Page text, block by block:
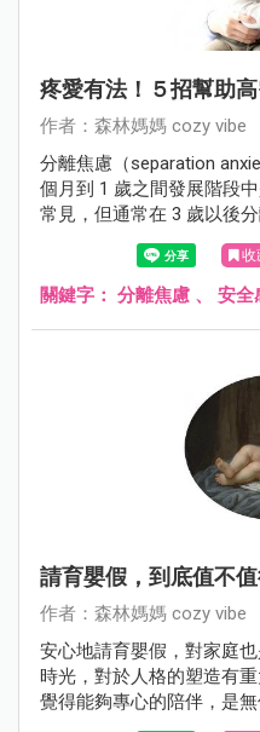
疼愛有法！５招幫助
作者：森林媽媽 cozy vibe
分離焦慮（separation
個月到 1 歲之間發展階段
常見，但通常在 3 歲以後
分的學齡前兒童，會發展
慌發作，而被醫療團隊診
anxiety disorder），通常
收
關鍵字： 分離焦慮 、 安全
請育嬰假，到底值不值
作者：森林媽媽 cozy vibe
安心地請育嬰假，對家庭
時光，對於人格的塑造有
覺得能夠專心的陪伴，是無